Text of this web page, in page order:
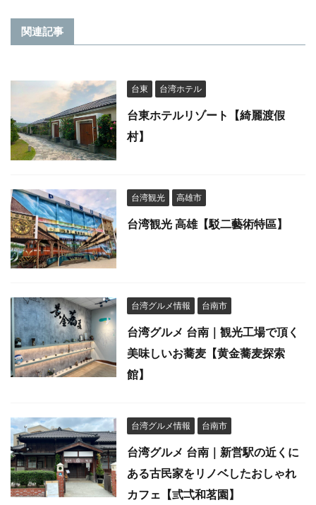
関連記事
台東 台湾ホテル
台東ホテルリゾート【綺麗渡假
村】
台湾観光 高雄市
台湾観光 高雄【駁二藝術特區】
台湾グルメ情報 台南市
台湾グルメ 台南｜観光工場で頂く
美味しいお蕎麦【黄金蕎麦探索
館】
台湾グルメ情報 台南市
台湾グルメ 台南｜新営駅の近くに
ある古民家をリノベしたおしゃれ
カフェ【弎弌和茗園】